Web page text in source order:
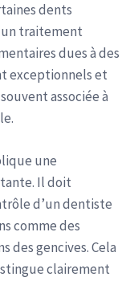
dents
traitement
dues à des
exceptionnels et
associée à
une
Il doit
d’un dentiste
comme des
des gencives. Cela
clairement